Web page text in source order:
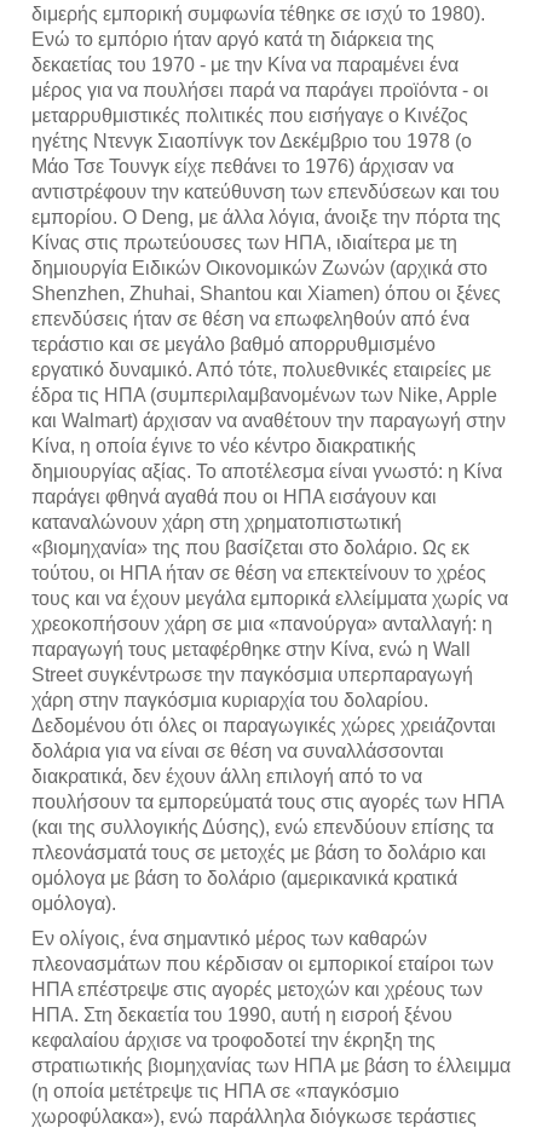
διμερής εμπορική συμφωνία τέθηκε σε ισχύ το 1980).
Ενώ το εμπόριο ήταν αργό κατά τη διάρκεια της
δεκαετίας του 1970 - με την Κίνα να παραμένει ένα
μέρος για να πουλήσει παρά να παράγει προϊόντα - οι
μεταρρυθμιστικές πολιτικές που εισήγαγε ο Κινέζος
ηγέτης Ντενγκ Σιαοπίνγκ τον Δεκέμβριο του 1978 (ο
Μάο Τσε Τουνγκ είχε πεθάνει το 1976) άρχισαν να
αντιστρέφουν την κατεύθυνση των επενδύσεων και του
εμπορίου. Ο Deng, με άλλα λόγια, άνοιξε την πόρτα της
Κίνας στις πρωτεύουσες των ΗΠΑ, ιδιαίτερα με τη
δημιουργία Ειδικών Οικονομικών Ζωνών (αρχικά στο
Shenzhen, Zhuhai, Shantou και Xiamen) όπου οι ξένες
επενδύσεις ήταν σε θέση να επωφεληθούν από ένα
τεράστιο και σε μεγάλο βαθμό απορρυθμισμένο
εργατικό δυναμικό. Από τότε, πολυεθνικές εταιρείες με
έδρα τις ΗΠΑ (συμπεριλαμβανομένων των Nike, Apple
και Walmart) άρχισαν να αναθέτουν την παραγωγή στην
Κίνα, η οποία έγινε το νέο κέντρο διακρατικής
δημιουργίας αξίας. Το αποτέλεσμα είναι γνωστό: η Κίνα
παράγει φθηνά αγαθά που οι ΗΠΑ εισάγουν και
καταναλώνουν χάρη στη χρηματοπιστωτική
«βιομηχανία» της που βασίζεται στο δολάριο. Ως εκ
τούτου, οι ΗΠΑ ήταν σε θέση να επεκτείνουν το χρέος
τους και να έχουν μεγάλα εμπορικά ελλείμματα χωρίς να
χρεοκοπήσουν χάρη σε μια «πανούργα» ανταλλαγή: η
παραγωγή τους μεταφέρθηκε στην Κίνα, ενώ η Wall
Street συγκέντρωσε την παγκόσμια υπερπαραγωγή
χάρη στην παγκόσμια κυριαρχία του δολαρίου.
Δεδομένου ότι όλες οι παραγωγικές χώρες χρειάζονται
δολάρια για να είναι σε θέση να συναλλάσσονται
διακρατικά, δεν έχουν άλλη επιλογή από το να
πουλήσουν τα εμπορεύματά τους στις αγορές των ΗΠΑ
(και της συλλογικής Δύσης), ενώ επενδύουν επίσης τα
πλεονάσματά τους σε μετοχές με βάση το δολάριο και
ομόλογα με βάση το δολάριο (αμερικανικά κρατικά
ομόλογα).
Εν ολίγοις, ένα σημαντικό μέρος των καθαρών
πλεονασμάτων που κέρδισαν οι εμπορικοί εταίροι των
ΗΠΑ επέστρεψε στις αγορές μετοχών και χρέους των
ΗΠΑ. Στη δεκαετία του 1990, αυτή η εισροή ξένου
κεφαλαίου άρχισε να τροφοδοτεί την έκρηξη της
στρατιωτικής βιομηχανίας των ΗΠΑ με βάση το έλλειμμα
(η οποία μετέτρεψε τις ΗΠΑ σε «παγκόσμιο
χωροφύλακα»), ενώ παράλληλα διόγκωσε τεράστιες